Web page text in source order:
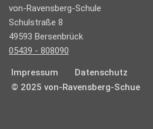
von-Ravensberg-Schule
Schulstraße 8
49593 Bersenbrück
05439 - 808090
Impressum
Datenschutz
© 2025 von-Ravensberg-Schue